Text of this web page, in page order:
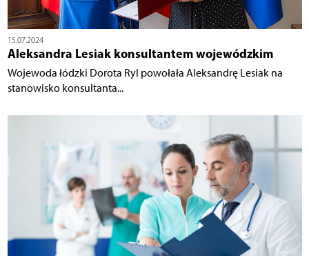
15.07.2024
Aleksandra Lesiak konsultantem wojewódzkim
Wojewoda łódzki Dorota Ryl powołała Aleksandrę Lesiak na
stanowisko konsultanta...